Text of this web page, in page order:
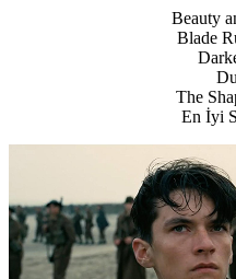
Beauty
Blade
The
En İyi